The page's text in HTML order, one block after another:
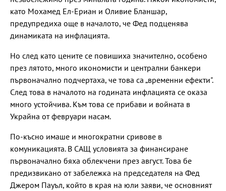
като Мохамед Ел-Ериан и Оливие Бланшар,
предупредиха още в началото, че Фед подценява
динамиката на инфлацията.
Но след като цените се повишиха значително, особено
през лятото, много икономисти и централни банкери
първоначално подчертаха, че това са „временни ефекти".
След това в началото на годината инфлацията се оказа
много устойчива. Към това се прибави и войната в
Украйна от февруари насам.
По-късно имаше и многократни сривове в
комуникацията. В САЩ условията за финансиране
първоначално бяха облекчени през август. Това бе
предизвикано от забележка на председателя на Фед
Джером Пауъл, който в края на юли заяви, че основният